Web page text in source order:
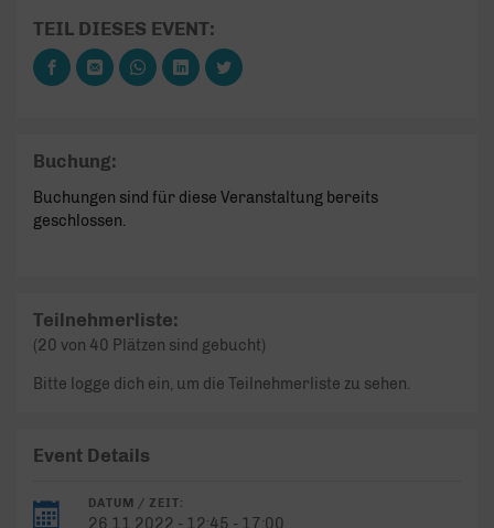
TEIL DIESES EVENT:
Buchung:
Buchungen sind für diese Veranstaltung bereits
geschlossen.
Teilnehmerliste:
(20 von 40 Plätzen sind gebucht)
Bitte logge dich ein, um die Teilnehmerliste zu sehen.
Event Details
DATUM / ZEIT:
26.11.2022 - 12:45 - 17:00